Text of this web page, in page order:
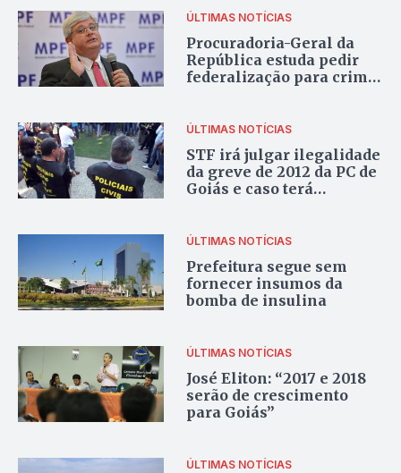
ÚLTIMAS NOTÍCIAS
Procuradoria-Geral da
República estuda pedir
federalização para crime
ÚLTIMAS NOTÍCIAS
STF irá julgar ilegalidade
da greve de 2012 da PC de
Goiás e caso terá
ÚLTIMAS NOTÍCIAS
Prefeitura segue sem
fornecer insumos da
bomba de insulina
ÚLTIMAS NOTÍCIAS
José Eliton: “2017 e 2018
serão de crescimento
para Goiás”
ÚLTIMAS NOTÍCIAS